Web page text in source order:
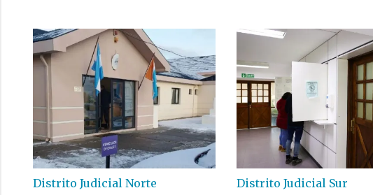
Distrito Judicial Norte Distrito Judicial Sur